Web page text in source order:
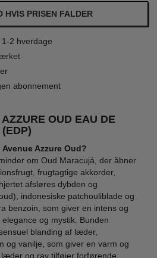
HVIS PRISEN FALDER
2 hverdage
abonnement
OUD EAU DE
Azzure Oud?
om Oud Maracujá, der åbner
frugtagtige akkorder,
afsløres dybden og
indonesiske patchouliblade og
benzoin, som giver en intens og
og mystik. Bunden
blanding af læder,
og vanilje, som giver en varm og
og rav tilføjer forførende